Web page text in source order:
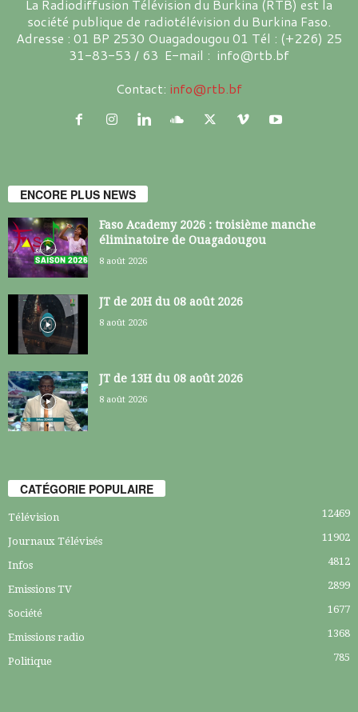
La Radiodiffusion Télévision du Burkina (RTB) est la
société publique de radiotélévision du Burkina Faso.
Adresse : 01 BP 2530 Ouagadougou 01 Tél : (+226) 25
31-83-53 / 63 E-mail : info@rtb.bf
Contact: info@rtb.bf
ENCORE PLUS NEWS
Faso Academy 2026 : troisième manche
éliminatoire de Ouagadougou
8 août 2026
JT de 20H du 08 août 2026
8 août 2026
JT de 13H du 08 août 2026
8 août 2026
CATÉGORIE POPULAIRE
Télévision 12469
Journaux Télévisés 11902
Infos 4812
Emissions TV 2899
Société 1677
Emissions radio 1368
Politique 785